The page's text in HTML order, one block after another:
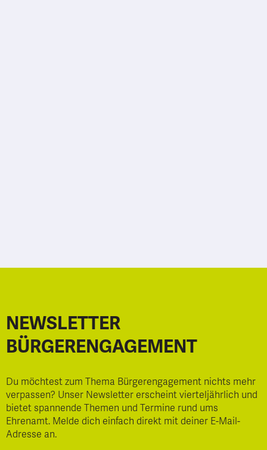
NEWSLETTER
BÜRGERENGAGEMENT
Du möchtest zum Thema Bürgerengagement nichts mehr
verpassen? Unser Newsletter erscheint vierteljährlich und
bietet spannende Themen und Termine rund ums
Ehrenamt. Melde dich einfach direkt mit deiner E-Mail-
Adresse an.